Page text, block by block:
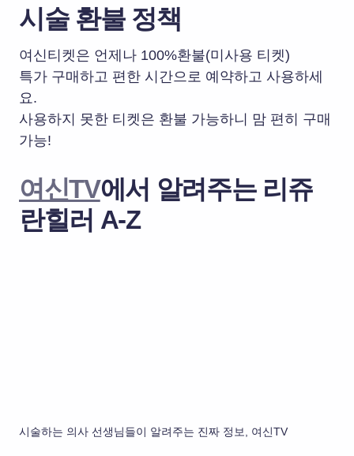
시술 환불 정책
여신티켓은 언제나 100%환불(미사용 티켓)
특가 구매하고 편한 시간으로 예약하고 사용하세
요.
사용하지 못한 티켓은 환불 가능하니 맘 편히 구매
가능!
여신TV에서 알려주는 리쥬
란힐러 A-Z
시술하는 의사 선생님들이 알려주는 진짜 정보, 여신TV